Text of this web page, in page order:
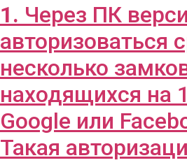
1. Через ПК
авторизоваться
несколько
находящихся на
Google или
Такая